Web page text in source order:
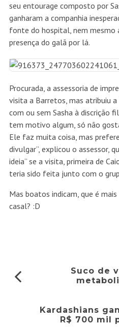
seu entourage composto por
ganharam a companhia
fonte do hospital, nem mesmo
presença do galã por lá.
Procurada, a assessoria de
visita a Barretos, mas atribuiu
com ou sem Sasha à discrição
tem motivo algum, só não
Ele faz muita coisa, mas
divulgar”, explicou o assessor,
ideia” se a visita, primeira de
teria sido feita junto com o
Mas boatos indicam, que é
casal? :D
Suco de
Kardashians
R$ 700 mil